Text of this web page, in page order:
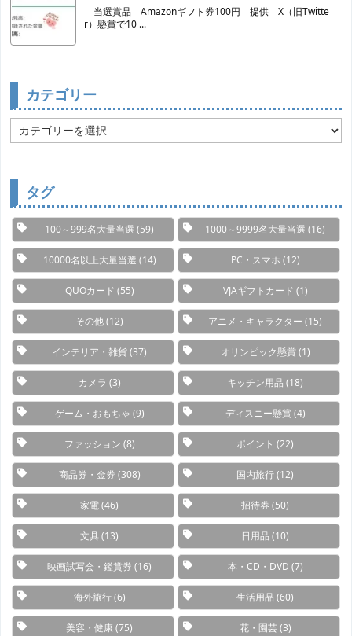
当選賞品 Amazonギフト券100円 提供 X（旧Twitte
r）懸賞で10 ...
カテゴリー
カ
テ
タグ
100～999名大量当選 (59) 1000～9999名大量当選 (16)
10000名以上大量当選 (14) PC・スマホ (12)
QUOカード (55) VJAギフトカード (1)
その他(12) アニメ・キャラクター (15)
インテリア・雑貨(37) オリンピック懸賞(1)
カメラ (3) キッチン用品 (18)
ゲーム・おもちゃ (9) ディスニー懸賞(4)
ファッション (8) ポイント (22)
商品券・金券 (308) 国内旅行(12)
家電(46) 招待券 (50)
文具 (13) 日用品 (10)
映画試写会・鑑賞券 (16) 本・CD・DVD (7)
海外旅行(6) 生活用品 (60)
美容・健康(75) 花・園芸(3)